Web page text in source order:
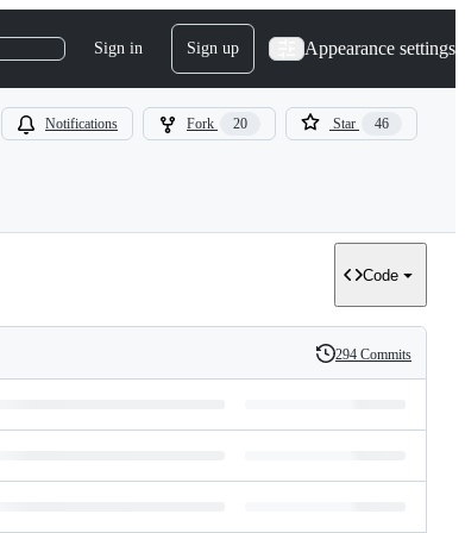
Sign in Sign up Appearance settings
Notifications Fork 20 Star 46
Code
History
294 Commits